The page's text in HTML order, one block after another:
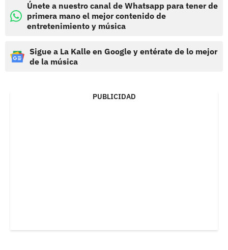
Únete a nuestro canal de Whatsapp para tener de
primera mano el mejor contenido de
entretenimiento y música
Sigue a La Kalle en Google y entérate de lo mejor
de la música
PUBLICIDAD